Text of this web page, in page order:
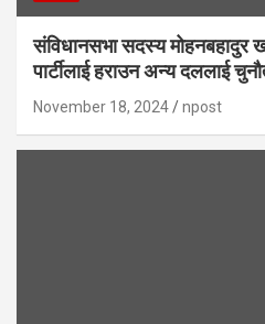
संविधानसभा सदस्य मोहनबहादुर
पार्टीलाई हराउन अन्य दललाई
November 18, 2024 npost